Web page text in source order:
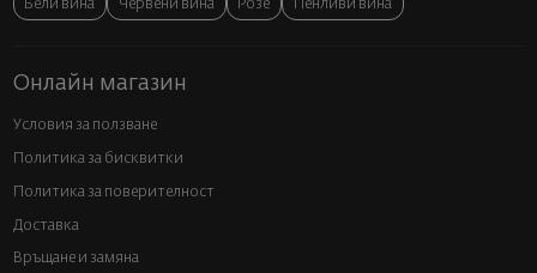
Бели вина Червени вина Розе Пенливи вина
Онлайн магазин
Условия за ползване
Политика за бисквитки
Политика за поверителност
Доставка
Връщане и замяна